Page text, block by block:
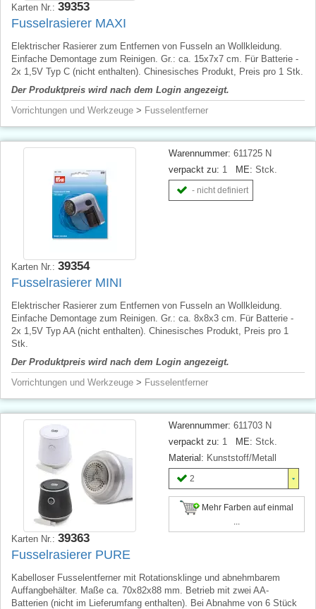
Karten Nr.: 39353
Fusselrasierer MAXI
Elektrischer Rasierer zum Entfernen von Fusseln an Wollkleidung.
Einfache Demontage zum Reinigen. Gr.: ca. 15x7x7 cm. Für Batterie -
2x 1,5V Typ C (nicht enthalten). Chinesisches Produkt, Preis pro 1 Stk.
Der Produktpreis wird nach dem Login angezeigt.
Vorrichtungen und Werkzeuge > Fusselentferner
Warennummer: 611725 N
verpackt zu: 1 ME: Stck.
- nicht definiert
Karten Nr.: 39354
Fusselrasierer MINI
Elektrischer Rasierer zum Entfernen von Fusseln an Wollkleidung.
Einfache Demontage zum Reinigen. Gr.: ca. 8x8x3 cm. Für Batterie -
2x 1,5V Typ AA (nicht enthalten). Chinesisches Produkt, Preis pro 1
Stk.
Der Produktpreis wird nach dem Login angezeigt.
Vorrichtungen und Werkzeuge > Fusselentferner
Warennummer: 611703 N
verpackt zu: 1 ME: Stck.
Material: Kunststoff/Metall
2
Mehr Farben auf einmal
Karten Nr.: 39363
Fusselrasierer PURE
Kabelloser Fusselentferner mit Rotationsklinge und abnehmbarem
Auffangbehälter. Maße ca. 70x82x88 mm. Betrieb mit zwei AA-
Batterien (nicht im Lieferumfang enthalten). Bei Abnahme von 6 Stück